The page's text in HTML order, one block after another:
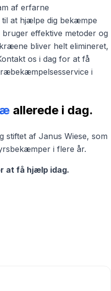
af erfarne
at hjælpe dig bekæmpe
effektive metoder og
bliver helt elimineret,
os i dag for at få
i
allerede i dag.
stiftet af Janus Wiese, som
i flere år.
at få hjælp idag.